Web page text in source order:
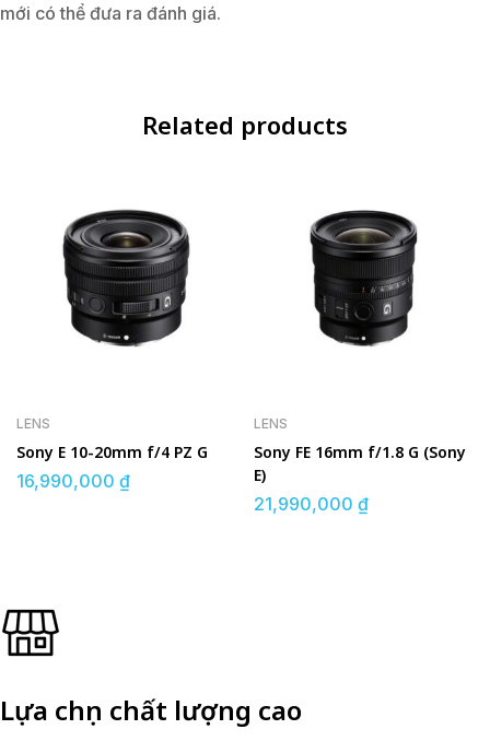
mới có thể đưa ra đánh giá.
Related products
LENS
Sony E 10-20mm f/4 PZ G
16,990,000 ₫
LENS
Sony FE 16mm f/1.8 G (Sony
E)
21,990,000 ₫
Lựa chọn chất lượng cao